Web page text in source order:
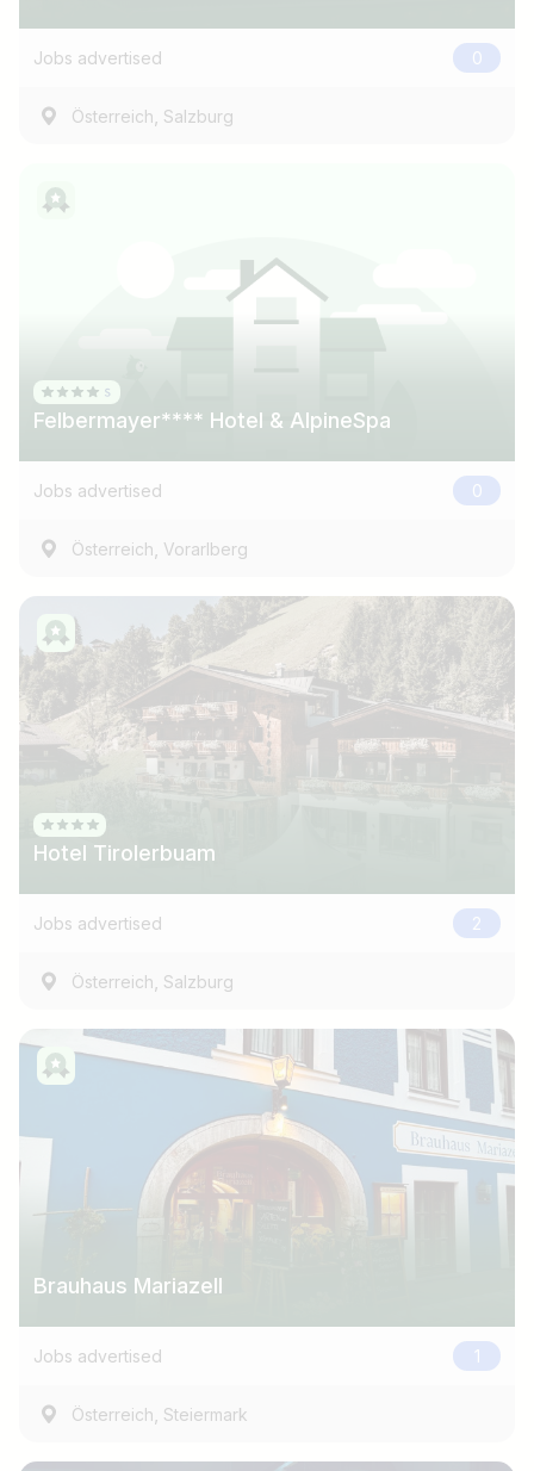
Jobs advertised 0
Österreich, Salzburg
Felbermayer**** Hotel & AlpineSpa
Jobs advertised 0
Österreich, Vorarlberg
Hotel Tirolerbuam
Jobs advertised 2
Österreich, Salzburg
Brauhaus Mariazell
Jobs advertised 1
Österreich, Steiermark